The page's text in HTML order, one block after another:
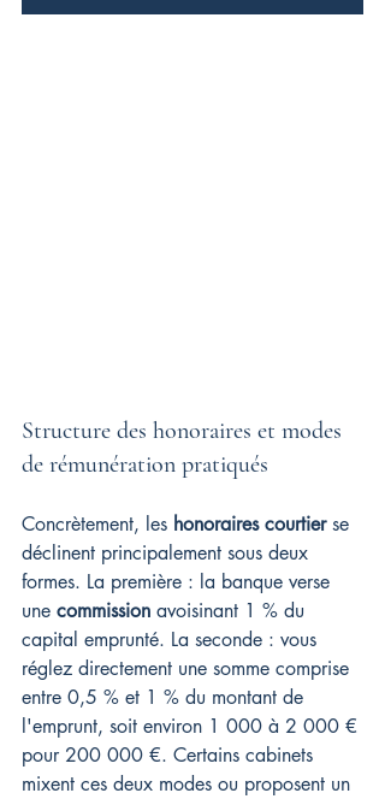
Structure des honoraires et modes
de rémunération pratiqués
Concrètement, les honoraires courtier se
déclinent principalement sous deux
formes. La première : la banque verse
une commission avoisinant 1 % du
capital emprunté. La seconde : vous
réglez directement une somme comprise
entre 0,5 % et 1 % du montant de
l'emprunt, soit environ 1 000 à 2 000 €
pour 200 000 €. Certains cabinets
mixent ces deux modes ou proposent un